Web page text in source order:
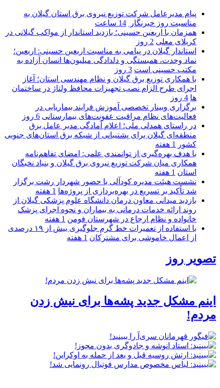
پیام مدیرعامل شركت توزیع نیروی برق استان گیلان به
مناسبت روز خبرنگار ‌
14 ساعت
همزمان با اربعین حسینی؛ بازدید استاندار از مواکب گیلانی در
کربلای معلی 2 روز
استاندار گیلان در پیامی به مناسبت اربعین حسینی: اربعین؛
نماد وحدت، همبستگی و دلدادگی میلیون‌ها انسان آزاده به
مکتب حسینی است 3 روز
با همکاری توزیع برق گیلان و نظام مهندسی استان؛ آغاز
اجرای طرح الزام نصب تجهیزات محافظ ولتاژ در ساختمان
ها 4 روز
برگزاری وبینار تخصصی آموزش فرایند بیماریابی در
فعالیت‌های نظام مراقبت عفونت‌های بیمارستانی 6 روز
در راستای همدلی ملی؛ اعلام آمادگی مدیر عامل برق
منطقه‌ای گیلان برای پشتیبانی از شبكه برق استان‌های جنوبی
كشور
1 هفته
با هدف بهره‌گیری از توانمندی علمی: امضای تفاهم‌نامه
همكاری میان شركت توزیع نیروی برق گیلان و بنیاد نخبگان
استان 1 هفته
نشست هیئت مدیره کودآلی با حضور شهردار رشت برگزار
شد تأکید بر تسریع در بهره‌برداری از پروژه‌ها 1 هفته
بازدید میدانی معاون درمان دانشگاه علوم پزشکی گیلان از
روند ارائه خدمات درمانی به بیماران و نحوه اجرای پزشک
خانواده و نظام ارجاع در شهرستان فومن 1 هفته
با استفاده از تعمیرات خط گرم جلوگیری بیش از ۱۹ درصدی
از اعمال خاموشی برای مشتركان 1 هفته
تصویر روز
اینم مشکل جدید پشه‌ها برای نیش زدن
مردم!